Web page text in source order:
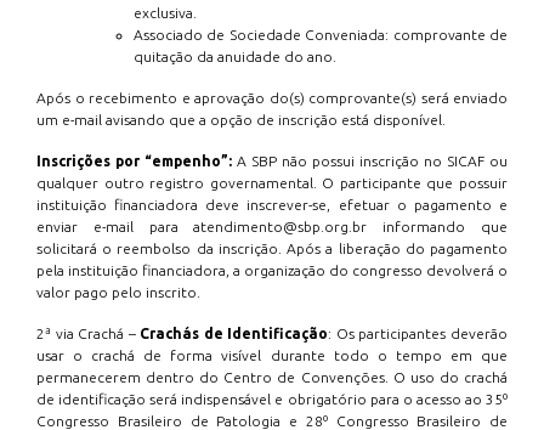
exclusiva.
Associado de Sociedade Conveniada: comprovante de
quitação da anuidade do ano.
Após o recebimento e aprovação do(s) comprovante(s) será enviado
um e-mail avisando que a opção de inscrição está disponível.
Inscrições por “empenho”: A SBP não possui inscrição no SICAF ou
qualquer outro registro governamental. O participante que possuir
instituição financiadora deve inscrever-se, efetuar o pagamento e
enviar e-mail para atendimento@sbp.org.br informando que
solicitará o reembolso da inscrição. Após a liberação do pagamento
pela instituição financiadora, a organização do congresso devolverá o
valor pago pelo inscrito.
2ª via Crachá – Crachás de Identificação: Os participantes deverão
usar o crachá de forma visível durante todo o tempo em que
permanecerem dentro do Centro de Convenções. O uso do crachá
de identificação será indispensável e obrigatório para o acesso ao 35º
Congresso Brasileiro de Patologia e 28º Congresso Brasileiro de